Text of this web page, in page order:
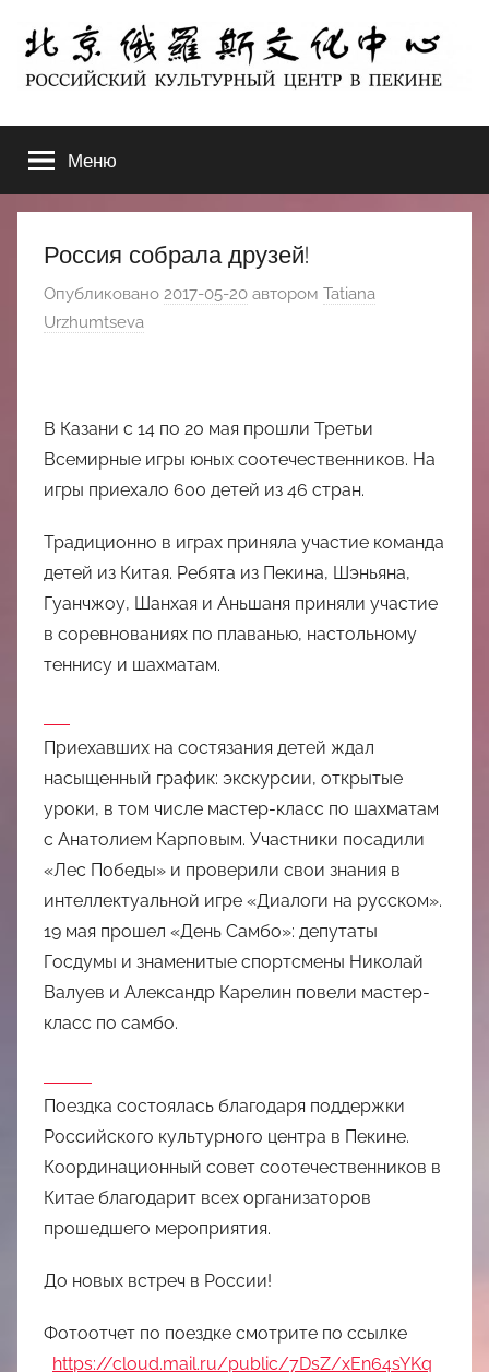
содержимому
北
京
俄
罗
斯
化
中
心
ЦЕНТР
В
ПЕКИНЕ
Меню
Россия собрала друзей!
Опубликовано 2017-05-20 автором Tatiana
Urzhumtseva
В Казани с 14 по 20 мая прошли Третьи
Всемирные игры юных соотечественников. На
игры приехало 600 детей из 46 стран.
Традиционно в играх приняла участие команда
детей из Китая. Ребята из Пекина, Шэньяна,
Гуанчжоу, Шанхая и Аньшаня приняли участие
в соревнованиях по плаванью, настольному
теннису и шахматам.
Приехавших на состязания детей ждал
насыщенный график: экскурсии, открытые
уроки, в том числе мастер-класс по шахматам
с Анатолием Карповым. Участники посадили
«Лес Победы» и проверили свои знания в
интеллектуальной игре «Диалоги на русском».
19 мая прошел «День Самбо»: депутаты
Госдумы и знаменитые спортсмены Николай
Валуев и Александр Карелин повели мастер-
класс по самбо.
Поездка состоялась благодаря поддержки
Российского культурного центра в Пекине.
Координационный совет соотечественников в
Китае благодарит всех организаторов
прошедшего мероприятия.
До новых встреч в России!
Фотоотчет по поездке смотрите по ссылке
https://cloud.mail.ru/public/7DsZ/xEn64sYKq